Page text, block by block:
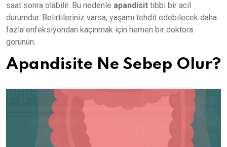
saat sonra olabilir. Bu nedenle apandisit tıbbi bir acil
durumdur. Belirtileriniz varsa, yaşamı tehdit edebilecek daha
fazla enfeksiyondan kaçınmak için hemen bir doktora
görünün.
Apandisite Ne Sebep Olur?